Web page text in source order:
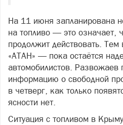
На 11 июня запланирована
на топливо — это означает,
продолжит действовать.
«АТАН» — пока остаётся
автомобилистов. Развожаев
информацию о свободной
в четверг, как только
ясности нет.
Ситуация с топливом в